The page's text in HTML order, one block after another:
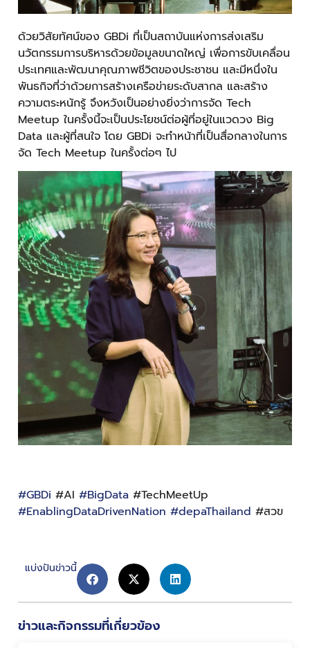
ด้วยวิสัยทัศน์ของ GBDi ที่เป็นสถาบันแห่งการส่งเสริม
นวัตกรรมการบริหารด้วยข้อมูลขนาดใหญ่ เพื่อการขับเคลื่อน
ประเทศและพัฒนาคุณภาพชีวิตของประชาชน และมีหนึ่งใน
พันธกิจที่ว่าด้วยการสร้างเครือข่ายระดับสากล และสร้าง
ความตระหนักรู้ จึงหวังเป็นอย่างยิ่งว่าการจัด Tech
Meetup ในครั้งนี้จะเป็นประโยชน์ต่อผู้ที่อยู่ในแวดวง Big
Data และผู้ที่สนใจ โดย GBDi จะทำหน้าที่เป็นสื่อกลางในการ
จัด Tech Meetup ในครั้งต่อๆ ไป
#GBDi #AI #BigData #TechMeetUp
#EnablingDataDrivenNation #depaThailand #สวข
แบ่งปันข่าวนี้
ข่าวและกิจกรรมที่เกี่ยวข้อง